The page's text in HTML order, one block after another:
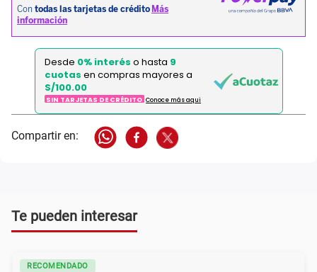
Desde 0% interés o hasta 9
cuotas en compras mayores a
S/100.00
SIN TARJETAS DE CRÉDITO Conoce más aqui
Te pueden interesar
RECOMENDADO